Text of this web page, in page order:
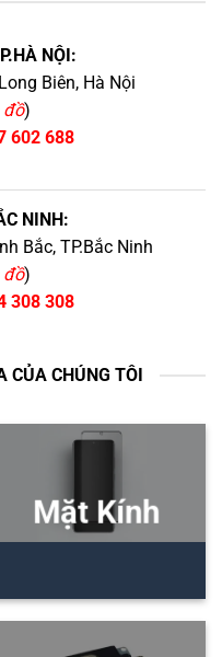
NỘI:
Biên, Hà Nội
đồ)
602 688
NINH:
Bắc, TP.Bắc Ninh
đồ)
308 308
CỦA CHÚNG TÔI
Mặt Kính